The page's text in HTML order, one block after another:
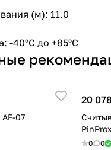
(м): 11.0
-40°C до +85°C
07
20
PinProx
0 0